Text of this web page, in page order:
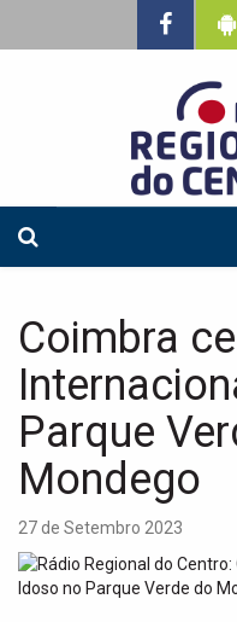
Coimbra
Parque
Mondego
27 de Setembro 2023